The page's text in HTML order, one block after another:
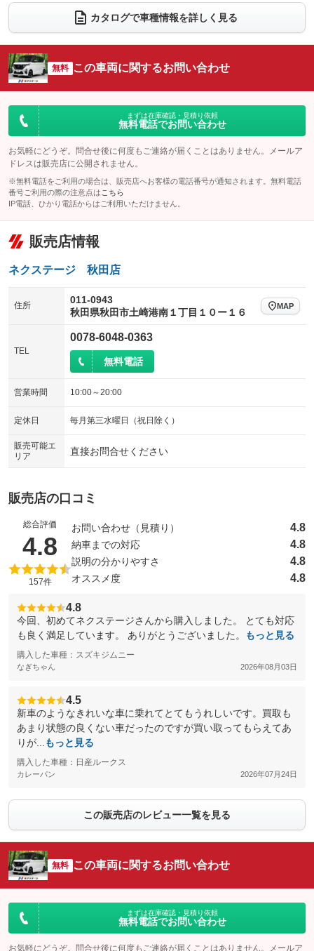
電動リアゲート フロントカメラ
：装備あり
：装備なし ：装備あり
サイドカメラ
：装備あり ルーフレール
：装備なし
：装備なし
：装備なし
カタログで車種情報を詳しく見る
無料 この車両に関するお問い合わせ
まずは在庫確認・見積り依頼
無料電話でお問い合わせ
お気軽にどうぞ。問合せ後に何度もご連絡が届くことはありません。メールア
ドレスは販売店に公開されません。
※無料電話をご利用の場合は、販売店へお客様の電話番号が通知されます。無料電話
番号ご利用の際の注意点は こちら
IP電話、ひかり電話からはご利用いただけません。
販売店情報
ネクステージ 秋田店
住所
011-0943
秋田県秋田市土崎港南１丁目１０ー１６
MAP
TEL
0078-6048-0363
無料電話
営業時間 10:00～20:00
定休日 毎月第三水曜日（祝日除く）
販売可能エ
リア
直接お問合せください
販売店の口コミ
総合評価
4.8 （5点満点中）
157件
お問い合わせ（見積り） 4.8
納車までの対応 4.8
説明の分かりやすさ 4.8
オススメ度 4.8
4.8
今回、初めてネクステージさんから購入しました。 とても対応
も良く満足しています。 ありがとうございました。
もっと見る
購入した車種：スズキジムニー
なぎちゃん 2026年08月03日
4.5
新車のようなきれいな車に乗れてとてもうれしいです。買取も
あまり状態の良くない車だったのですが買い取ってもらえてあ
りが...
もっと見る
購入した車種：日産ルークス
カレーパン 2026年07月24日
この販売店のレビュー一覧を見る
無料 この車両に関するお問い合わせ
まずは在庫確認・見積り依頼
無料電話でお問い合わせ
お気軽にどうぞ。問合せ後に何度もご連絡が届くことはありません。メールア